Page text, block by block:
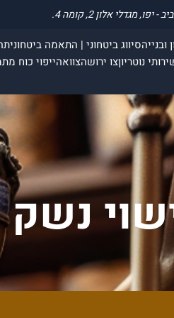
ובנייהסיווג ביטחוני | התאמה ביטחונית
נוטריוןצו ירושהצוואהייפוי כוח
נשק